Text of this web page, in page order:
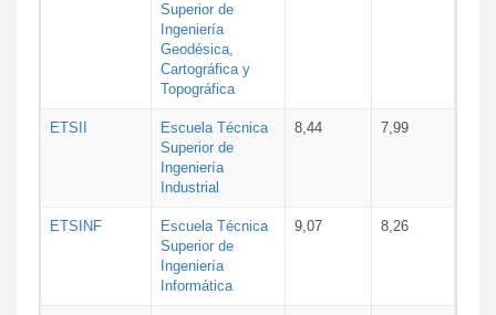
Superior de
Ingeniería
Geodésica,
Cartográfica y
Topográfica
ETSII
Escuela Técnica
Superior de
Ingeniería
Industrial
8,44 7,99
ETSINF
Escuela Técnica
Superior de
Ingeniería
Informática
9,07 8,26